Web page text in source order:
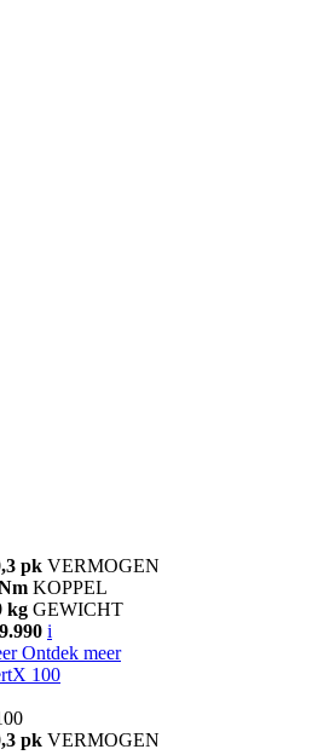
pk VERMOGEN
KOPPEL
kg GEWICHT
i
Ontdek meer
100
pk VERMOGEN